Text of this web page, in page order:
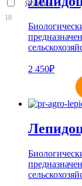
Яблоня
10
2 450₽